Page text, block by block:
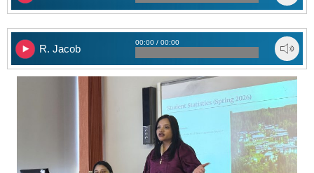
R. Jacob
00:00 / 00:00